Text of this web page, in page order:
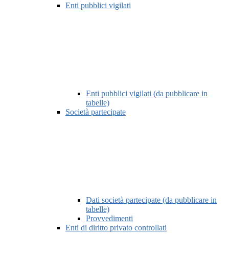
Enti pubblici vigilati
Enti pubblici vigilati (da pubblicare in
tabelle)
Società partecipate
Dati società partecipate (da pubblicare in
tabelle)
Provvedimenti
Enti di diritto privato controllati